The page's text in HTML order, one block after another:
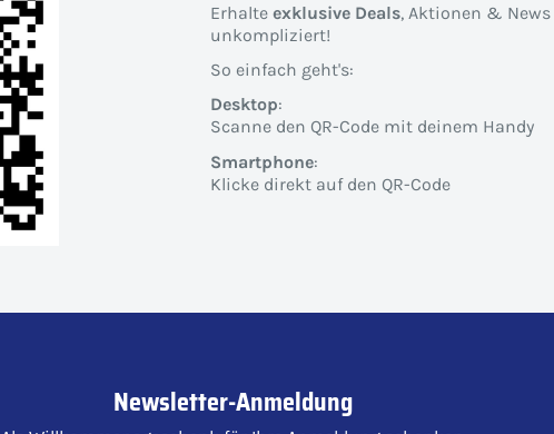
Erhalteexklusive Deals, Aktionen &
unkompliziert!
So einfach geht's:
Desktop:
Scanne den QR-Code mit deinem Handy
Smartphone:
Klicke direkt auf den QR-Code
Newsletter-Anmeldung